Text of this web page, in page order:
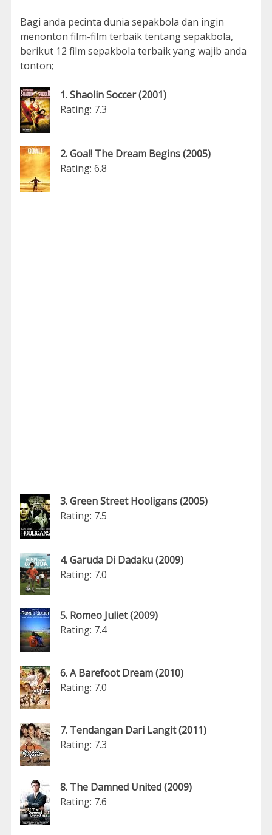
Bagi anda pecinta dunia sepakbola dan ingin
menonton film-film terbaik tentang sepakbola,
berikut 12 film sepakbola terbaik yang wajib anda
tonton;
1. Shaolin Soccer (2001)
Rating: 7.3
2. Goal! The Dream Begins (2005)
Rating: 6.8
3. Green Street Hooligans (2005)
Rating: 7.5
4. Garuda Di Dadaku (2009)
Rating: 7.0
5. Romeo Juliet (2009)
Rating: 7.4
6. A Barefoot Dream (2010)
Rating: 7.0
7. Tendangan Dari Langit (2011)
Rating: 7.3
8. The Damned United (2009)
Rating: 7.6